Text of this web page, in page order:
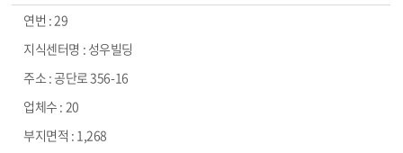
29
성우빌딩
공단로 356-16
20
1,268